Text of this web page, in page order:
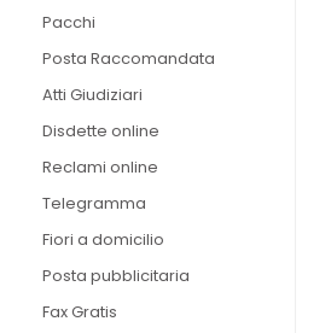
Pacchi
Posta Raccomandata
Atti Giudiziari
Disdette online
Reclami online
Telegramma
Fiori a domicilio
Posta pubblicitaria
Fax Gratis